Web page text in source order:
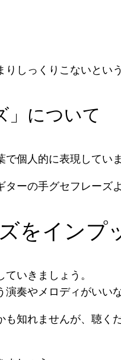
しっくりこないとい
」について
で個人的に表現してい
ーの手グセフレーズ
をインプ
いきましょう。
奏やメロディがいい
知れませんが、聴